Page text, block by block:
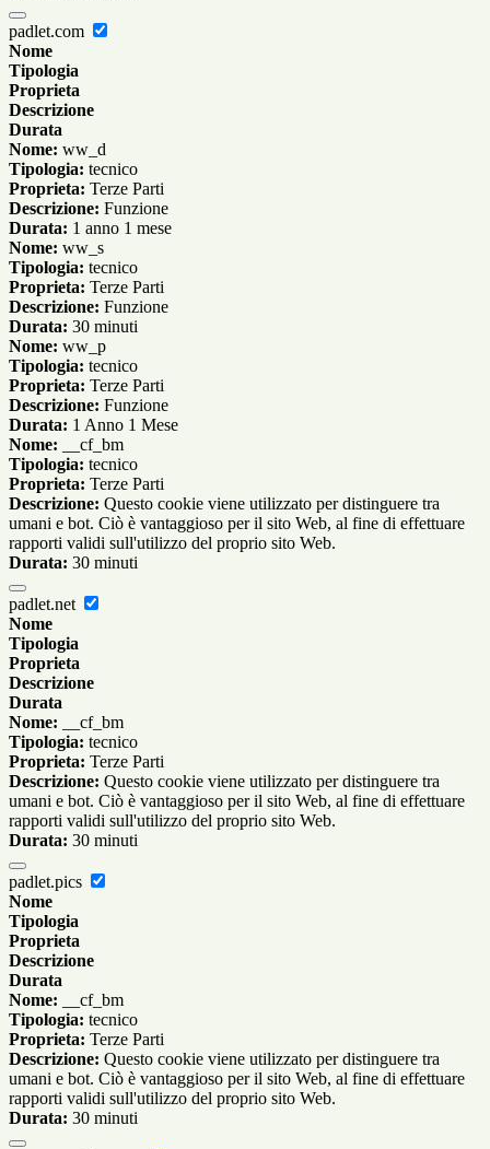
padlet.com
Nome
Tipologia
Proprieta
Descrizione
Durata
Nome: ww_d
Tipologia: tecnico
Proprieta: Terze Parti
Descrizione: Funzione
Durata: 1 anno 1 mese
Nome: ww_s
Tipologia: tecnico
Proprieta: Terze Parti
Descrizione: Funzione
Durata: 30 minuti
Nome: ww_p
Tipologia: tecnico
Proprieta: Terze Parti
Descrizione: Funzione
Durata: 1 Anno 1 Mese
Nome: __cf_bm
Tipologia: tecnico
Proprieta: Terze Parti
Descrizione: Questo cookie viene utilizzato per distinguere tra
umani e bot. Ciò è vantaggioso per il sito Web, al fine di effettuare
rapporti validi sull'utilizzo del proprio sito Web.
Durata: 30 minuti
padlet.net
Nome
Tipologia
Proprieta
Descrizione
Durata
Nome: __cf_bm
Tipologia: tecnico
Proprieta: Terze Parti
Descrizione: Questo cookie viene utilizzato per distinguere tra
umani e bot. Ciò è vantaggioso per il sito Web, al fine di effettuare
rapporti validi sull'utilizzo del proprio sito Web.
Durata: 30 minuti
padlet.pics
Nome
Tipologia
Proprieta
Descrizione
Durata
Nome: __cf_bm
Tipologia: tecnico
Proprieta: Terze Parti
Descrizione: Questo cookie viene utilizzato per distinguere tra
umani e bot. Ciò è vantaggioso per il sito Web, al fine di effettuare
rapporti validi sull'utilizzo del proprio sito Web.
Durata: 30 minuti